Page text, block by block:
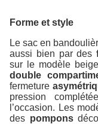
Forme et style
Le sac en
aussi bien par des
sur le modèle
double
fermeture
pression
l’occasion. Les
des pompons